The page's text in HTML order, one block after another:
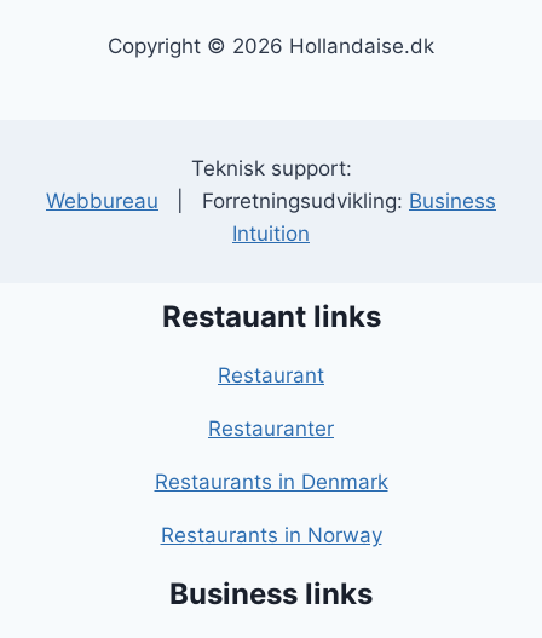
Copyright © 2026 Hollandaise.dk
Teknisk support:
Webbureau | Forretningsudvikling: Business
Intuition
Restauant links
Restaurant
Restauranter
Restaurants in Denmark
Restaurants in Norway
Business links